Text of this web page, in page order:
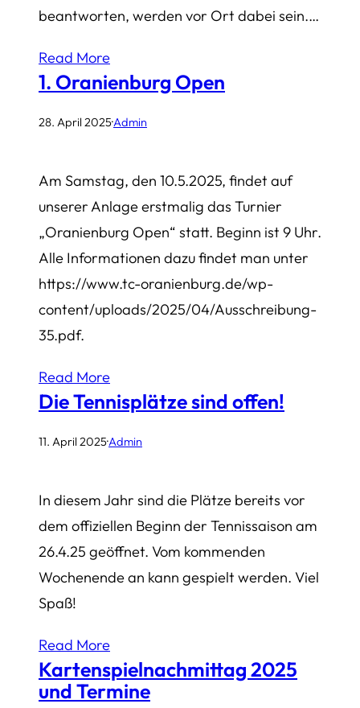
beantworten, werden vor Ort dabei sein.…
Read More
1. Oranienburg Open
28. April 2025·Admin
Am Samstag, den 10.5.2025, findet auf
unserer Anlage erstmalig das Turnier
„Oranienburg Open“ statt. Beginn ist 9 Uhr.
Alle Informationen dazu findet man unter
https://www.tc-oranienburg.de/wp-
content/uploads/2025/04/Ausschreibung-
35.pdf.
Read More
Die Tennisplätze sind offen!
11. April 2025·Admin
In diesem Jahr sind die Plätze bereits vor
dem offiziellen Beginn der Tennissaison am
26.4.25 geöffnet. Vom kommenden
Wochenende an kann gespielt werden. Viel
Spaß!
Read More
Kartenspielnachmittag 2025
und Termine